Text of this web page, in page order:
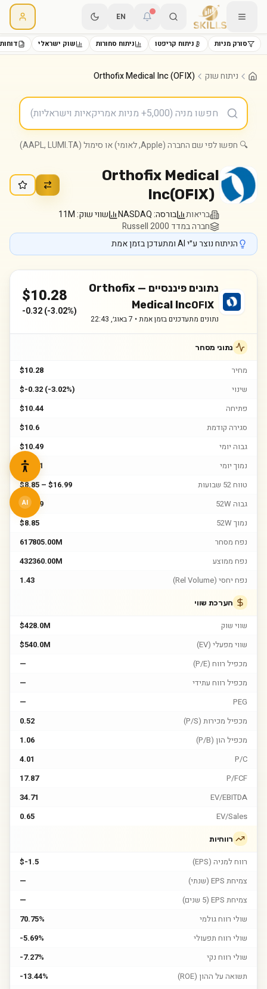
EN
סורק מניות ניתוח קריפטו ניתוח סחורות שוק ישראלי
ניתוח שוק Orthofix Medical Inc (OFIX)
🔍 חפשו לפי שם החברה (Apple, לאומי) או סימול (AAPL, LUMI.TA)
Orthofix Medical
Inc(OFIX)
בריאות בורסה:NASDAQ שווי שוק:11M
חברה במדד Russell 2000
הניתוח נוצר ע״י AI ומתעדכן בזמן אמת
נתונים פיננסיים — Orthofix
Medical IncOFIX
נתונים מתעדכנים בזמן אמת • 7 באוג׳, 22:43
$10.28
-0.32(-3.02%)
נתוני מסחר
מחיר
$10.28
שינוי
$-0.32 (-3.02%)
פתיחה
$10.44
סגירה קודמת
$10.6
גבוה יומי
$10.49
נמוך יומי
$10.11
טווח 52 שבועות
$8.85 – $16.99
גבוה 52W
$16.99
נמוך 52W
$8.85
נפח מסחר
617805.00M
נפח ממוצע
432360.00M
נפח יחסי (Rel Volume)
1.43
הערכת שווי
שווי שוק
$428.0M
שווי מפעלי (EV)
$540.0M
מכפיל רווח (P/E)
—
מכפיל רווח עתידי
—
PEG
—
מכפיל מכירות (P/S)
0.52
מכפיל הון (P/B)
1.06
P/C
4.01
P/FCF
17.87
EV/EBITDA
34.71
EV/Sales
0.65
רווחיות
רווח למניה (EPS)
$-1.5
צמיחת EPS (שנתי)
—
צמיחת EPS (5 שנים)
—
שולי רווח גולמי
70.75%
שולי רווח תפעולי
-5.69%
שולי רווח נקי
-7.27%
תשואה על ההון (ROE)
-13.44%
AI